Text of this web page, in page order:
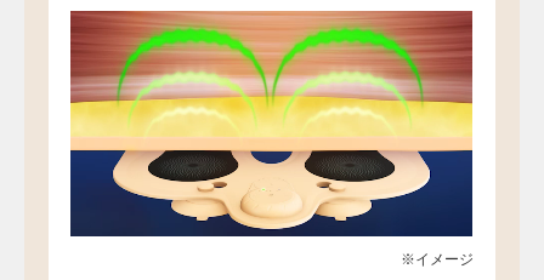
※イメージ